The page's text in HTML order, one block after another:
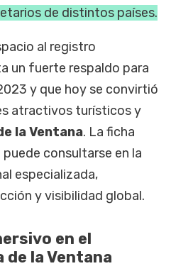
de distintos países.
al registro
un fuerte respaldo para
y que hoy se convirtió
atractivos turísticos y
la Ventana. La ficha
consultarse en la
especializada,
y visibilidad global.
en el
de la Ventana